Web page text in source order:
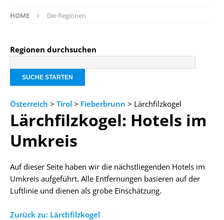
HOME Die Regionen
Regionen durchsuchen
Österreich > Tirol > Fieberbrunn > Lärchfilzkogel
Lärchfilzkogel: Hotels im
Umkreis
Auf dieser Seite haben wir die nächstliegenden Hotels im
Umkreis aufgeführt. Alle Entfernungen basieren auf der
Luftlinie und dienen als grobe Einschätzung.
Zurück zu: Lärchfilzkogel